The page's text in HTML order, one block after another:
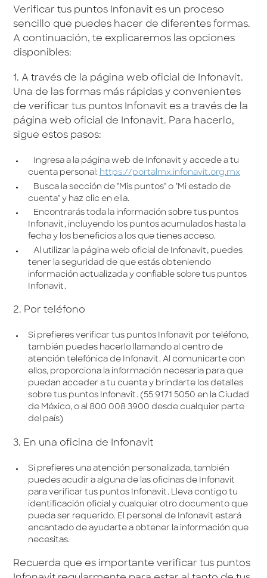
Verificar tus puntos Infonavit es un proceso
sencillo que puedes hacer de diferentes formas.
A continuación, te explicaremos las opciones
disponibles:
1. A través de la página web oficial de Infonavit.
Una de las formas más rápidas y convenientes
de verificar tus puntos Infonavit es a través de la
página web oficial de Infonavit. Para hacerlo,
sigue estos pasos:
Ingresa a la página web de Infonavit y accede a tu
cuenta personal: https://portalmx.infonavit.org.mx
Busca la sección de "Mis puntos" o "Mi estado de
cuenta" y haz clic en ella.
Encontrarás toda la información sobre tus puntos
Infonavit, incluyendo los puntos acumulados hasta la
fecha y los beneficios a los que tienes acceso.
Al utilizar la página web oficial de Infonavit, puedes
tener la seguridad de que estás obteniendo
información actualizada y confiable sobre tus puntos
Infonavit.
2. Por teléfono
Si prefieres verificar tus puntos Infonavit por teléfono,
también puedes hacerlo llamando al centro de
atención telefónica de Infonavit. Al comunicarte con
ellos, proporciona la información necesaria para que
puedan acceder a tu cuenta y brindarte los detalles
sobre tus puntos Infonavit. (55 9171 5050 en la Ciudad
de México, o al 800 008 3900 desde cualquier parte
del país)
3. En una oficina de Infonavit
Si prefieres una atención personalizada, también
puedes acudir a alguna de las oficinas de Infonavit
para verificar tus puntos Infonavit. Lleva contigo tu
identificación oficial y cualquier otro documento que
pueda ser requerido. El personal de Infonavit estará
encantado de ayudarte a obtener la información que
necesitas.
Recuerda que es importante verificar tus puntos